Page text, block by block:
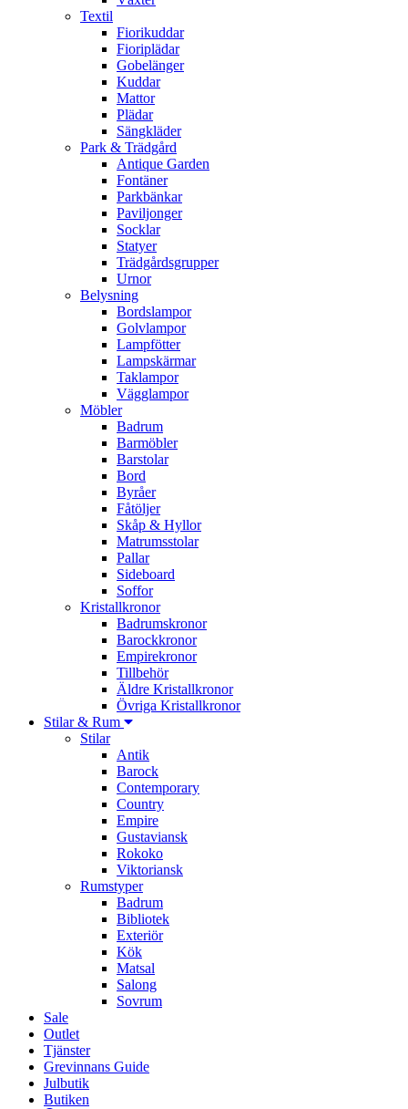
Textil
Fiorikuddar
Fioriplädar
Gobelänger
Kuddar
Mattor
Plädar
Sängkläder
Park & Trädgård
Antique Garden
Fontäner
Parkbänkar
Paviljonger
Socklar
Statyer
Trädgårdsgrupper
Urnor
Belysning
Bordslampor
Golvlampor
Lampfötter
Lampskärmar
Taklampor
Vägglampor
Möbler
Badrum
Barmöbler
Barstolar
Bord
Byråer
Fåtöljer
Skåp & Hyllor
Matrumsstolar
Pallar
Sideboard
Soffor
Kristallkronor
Badrumskronor
Barockkronor
Empirekronor
Tillbehör
Äldre Kristallkronor
Övriga Kristallkronor
Stilar & Rum
Stilar
Antik
Barock
Contemporary
Country
Empire
Gustaviansk
Rokoko
Viktoriansk
Rumstyper
Badrum
Bibliotek
Exteriör
Kök
Matsal
Salong
Sovrum
Sale
Outlet
Tjänster
Grevinnans Guide
Julbutik
Butiken